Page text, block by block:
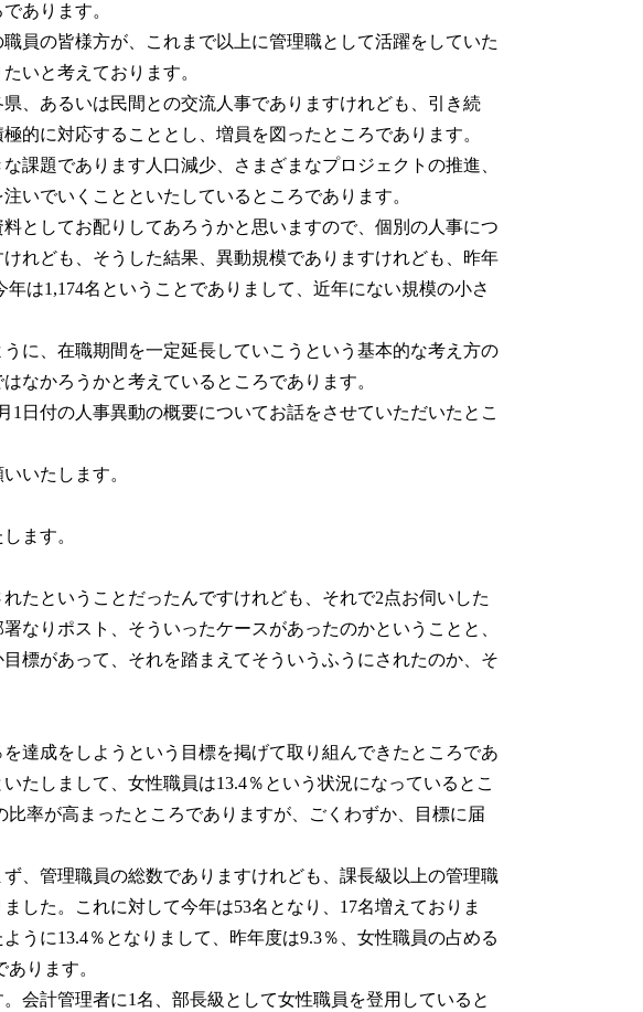
あります。
員の皆様方が、これまで以上に管理職として活躍をしていた
いと考えております。
、あるいは民間との交流人事でありますけれども、引き続
的に対応することとし、増員を図ったところであります。
課題であります人口減少、さまざまなプロジェクトの推進、
いでいくことといたしているところであります。
としてお配りしてあろうかと思いますので、個別の人事につ
れども、そうした結果、異動規模でありますけれども、昨年
は1,174名ということでありまして、近年にない規模の小さ
に、在職期間を一定延長していこうという基本的な考え方の
なかろうかと考えているところであります。
日付の人事異動の概要についてお話をさせていただいたとこ
いたします。
ます。
たということだったんですけれども、それで2点お伺いした
なりポスト、そういったケースがあったのかということと、
標があって、それを踏まえてそういうふうにされたのか、そ
達成をしようという目標を掲げて取り組んできたところであ
たしまして、女性職員は13.4％という状況になっているとこ
比率が高まったところでありますが、ごくわずか、目標に届
、管理職員の総数でありますけれども、課長級以上の管理職
した。これに対して今年は53名となり、17名増えておりま
うに13.4％となりまして、昨年度は9.3％、女性職員の占める
ります。
会計管理者に1名、部長級として女性職員を登用していると